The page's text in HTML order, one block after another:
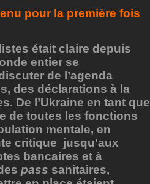
pour la première fois
était claire depuis
entier se
de l’agenda
des déclarations à la
De l’Ukraine en tant que
de toutes les fonctions
mentale, en
critique jusqu’aux
bancaires et à
pass sanitaires,